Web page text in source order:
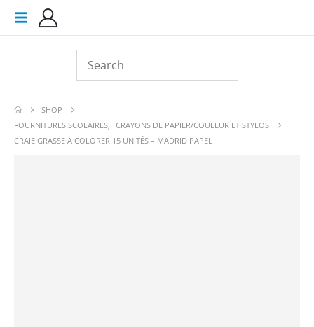
SHOP
FOURNITURES SCOLAIRES, CRAYONS DE PAPIER/COULEUR ET STYLOS
CRAIE GRASSE À COLORER 15 UNITÉS – MADRID PAPEL